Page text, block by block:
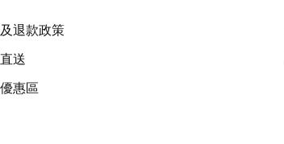
退款政策
送
惠區